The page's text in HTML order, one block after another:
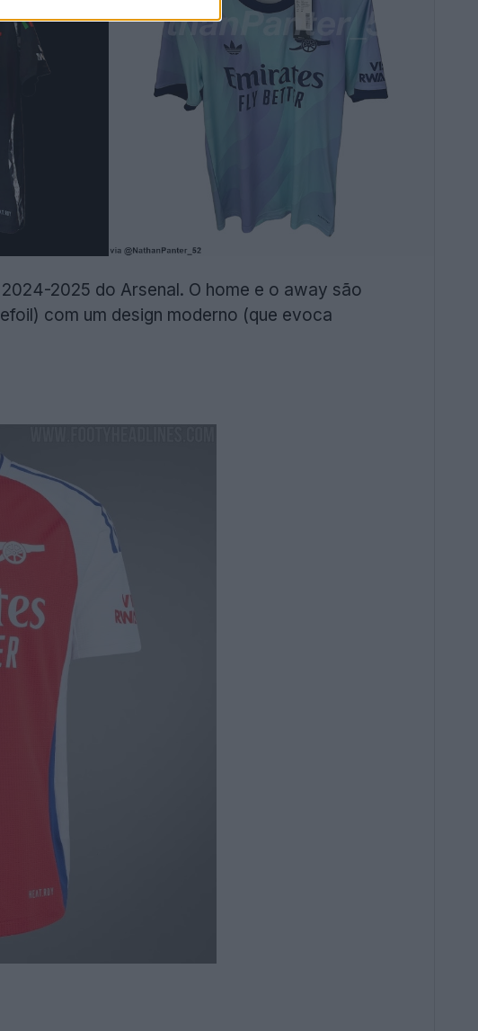
2025 do Arsenal. O home e o away são
com um design moderno (que evoca